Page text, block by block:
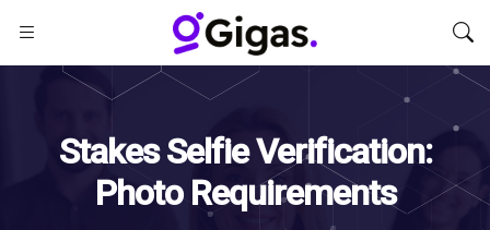
Stakes Selfie Verification:
Photo Requirements